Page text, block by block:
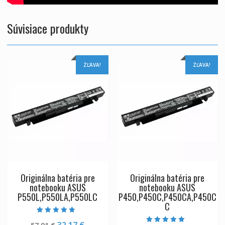
Súvisiace produkty
ZĽAVA!
Originálna batéria pre
notebooku ASUS
P550L,P550LA,P550LC
ZĽAVA!
Originálna batéria pre
notebooku ASUS
P450,P450C,P450CA,P450C
C